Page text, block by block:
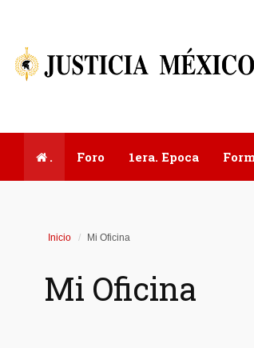
. Foro 1era. Epoca
Inicio Mi Oficina
Mi Oficina